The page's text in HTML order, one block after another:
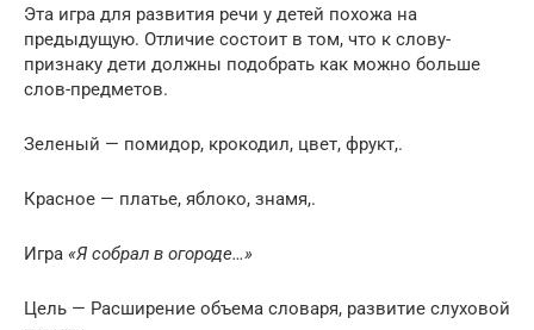
Эта игра для развития речи у детей похожа на
предыдущую. Отличие состоит в том, что к слову-
признаку дети должны подобрать как можно больше
слов-предметов.
Зеленый — помидор, крокодил, цвет, фрукт,.
Красное — платье, яблоко, знамя,.
Игра «Я собрал в огороде…»
Цель — Расширение объема словаря, развитие слуховой